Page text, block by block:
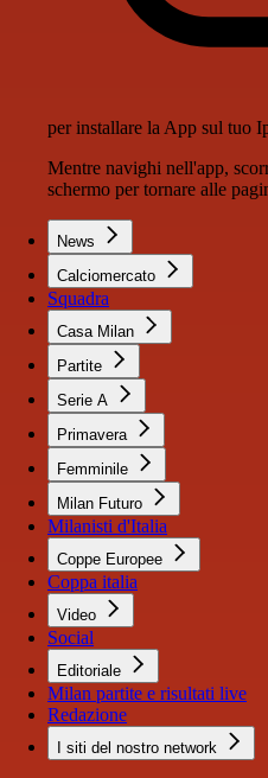
per installare la App sul tuo
Mentre navighi nell'app,
schermo per tornare alle
News
Calciomercato
Squadra
Casa Milan
Partite
Serie A
Primavera
Femminile
Milan Futuro
Milanisti d'Italia
Coppe Europee
Coppa italia
Video
Social
Editoriale
Milan partite e risultati live
Redazione
I siti del nostro network